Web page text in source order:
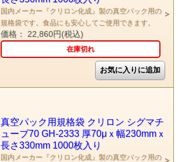
国内メーカー『クリロン化成』製の真空パック用の
規格袋です。食品にも安心してご使用できます。
価格： 22,860円(税込)
在庫切れ
真空パック用規格袋 クリロン シグマチ
ューブ70 GH-2333 厚70μｘ幅230mmｘ
長さ330mm 1000枚入り
国内メーカー『クリロン化成』製の真空パック用の